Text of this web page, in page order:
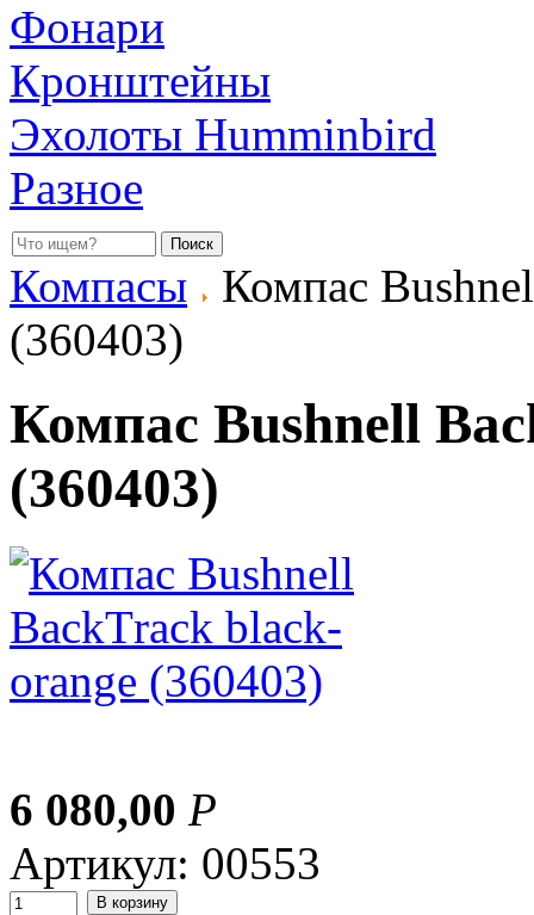
Фонари
Кронштейны
Эхолоты Humminbird
Разное
Компасы
Компас
(360403)
Компас Bushnell
(360403)
6 080,00 Р
Артикул: 00553